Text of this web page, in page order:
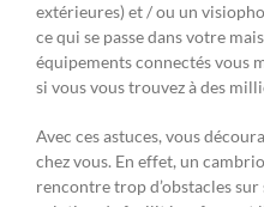
extérieures) et / ou un
ce qui se passe dans votre
équipements connectés vous
si vous vous trouvez à des
Avec ces astuces, vous
chez vous. En effet, un
rencontre trop d’obstacles